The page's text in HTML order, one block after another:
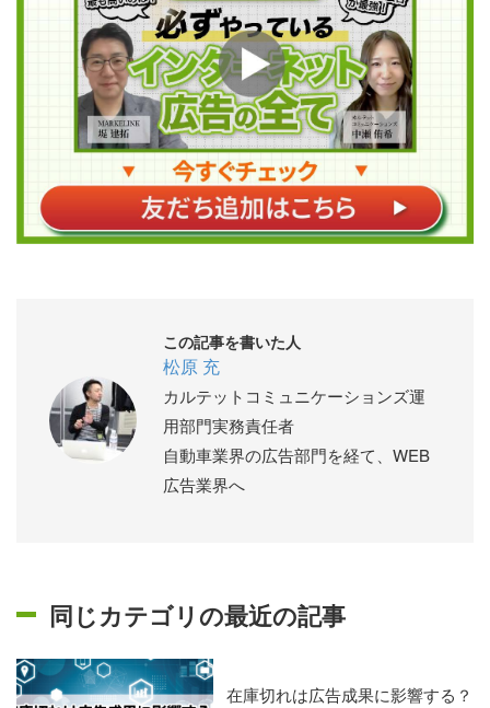
この記事を書いた人
松原 充
カルテットコミュニケーションズ運
用部門実務責任者
自動車業界の広告部門を経て、WEB
広告業界へ
同じカテゴリの最近の記事
在庫切れは広告成果に影響する？